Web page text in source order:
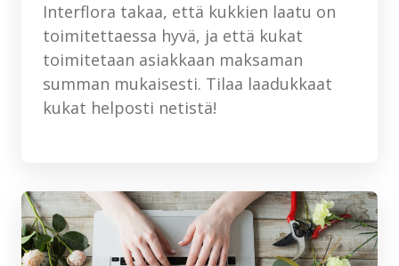
Interflora takaa, että kukkien laatu on
toimitettaessa hyvä, ja että kukat
toimitetaan asiakkaan maksaman
summan mukaisesti. Tilaa laadukkaat
kukat helposti netistä!